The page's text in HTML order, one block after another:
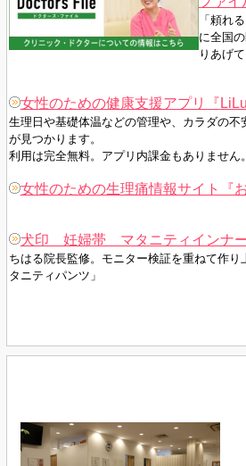
「頼れ
に全国の
りあげて
女性のための健康支援アプリ『
生理日や基礎体温などの管理や、カラダの不
が見つかります。
利用は完全無料。アプリ内課金もありません
女性のための生理痛情報サイト『
犬印 妊婦帯 マタニティインナ
ちはる院長監修。モニター検証を重ねて作り
タニティパンツ」